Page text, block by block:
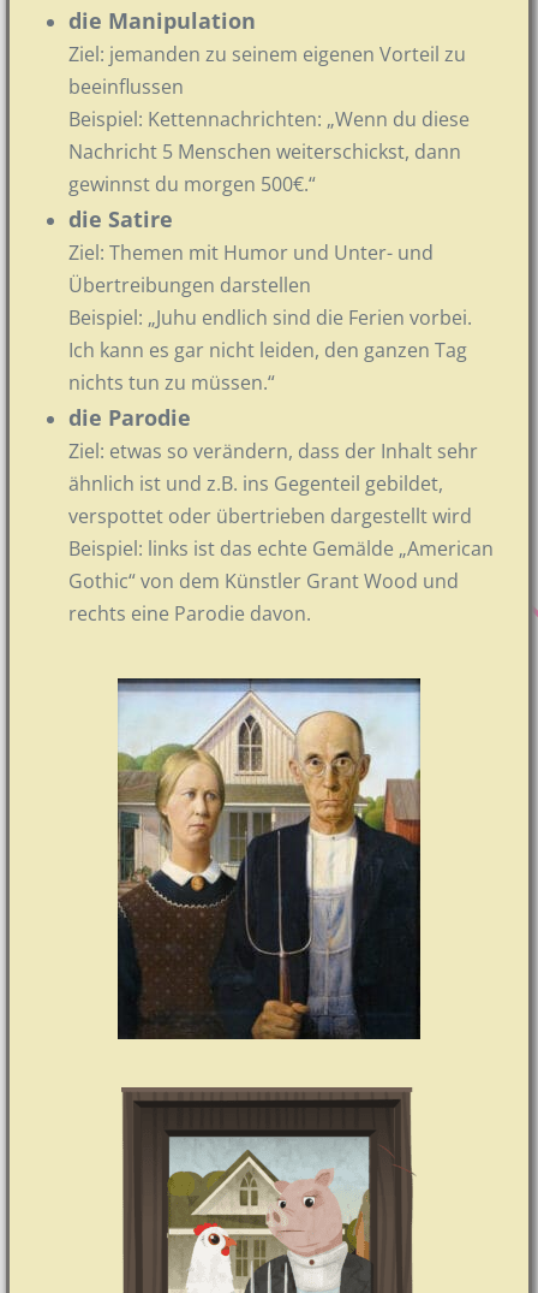
die Manipulation
Ziel: jemanden zu seinem eigenen Vorteil zu
beeinflussen
Beispiel: Kettennachrichten: „Wenn du diese
Nachricht 5 Menschen weiterschickst, dann
gewinnst du morgen 500€.“
die Satire
Ziel: Themen mit Humor und Unter- und
Übertreibungen darstellen
Beispiel: „Juhu endlich sind die Ferien vorbei.
Ich kann es gar nicht leiden, den ganzen Tag
nichts tun zu müssen.“
die Parodie
Ziel: etwas so verändern, dass der Inhalt sehr
ähnlich ist und z.B. ins Gegenteil gebildet,
verspottet oder übertrieben dargestellt wird
Beispiel: links ist das echte Gemälde „American
Gothic“ von dem Künstler Grant Wood und
rechts eine Parodie davon.